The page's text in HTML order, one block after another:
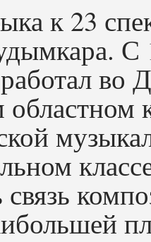
к 23
С
во